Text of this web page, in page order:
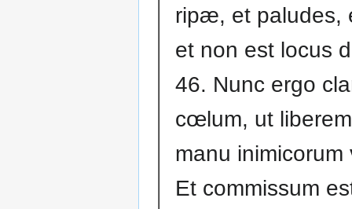
ripæ, et paludes,
et non est locus
46. Nunc ergo
cœlum, ut
manu inimicorum
Et commissum